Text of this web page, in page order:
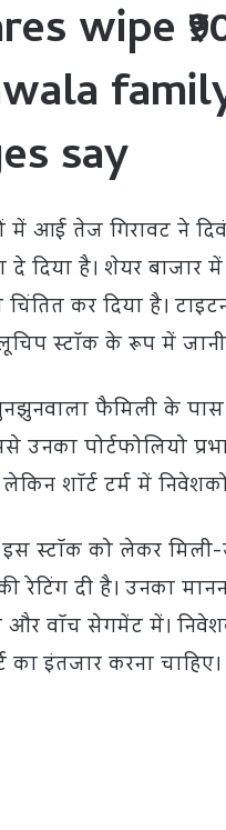
wipe
say
में आई तेज गिरावट ने
दिया है। शेयर बाजार
कर दिया है।
स्टॉक के रूप में
फैमिली के
उनका पोर्टफोलियो
शॉर्ट टर्म में
इस स्टॉक को लेकर
रेटिंग दी है। उनका
वॉच सेगमेंट में।
का इंतजार करना चाहिए।